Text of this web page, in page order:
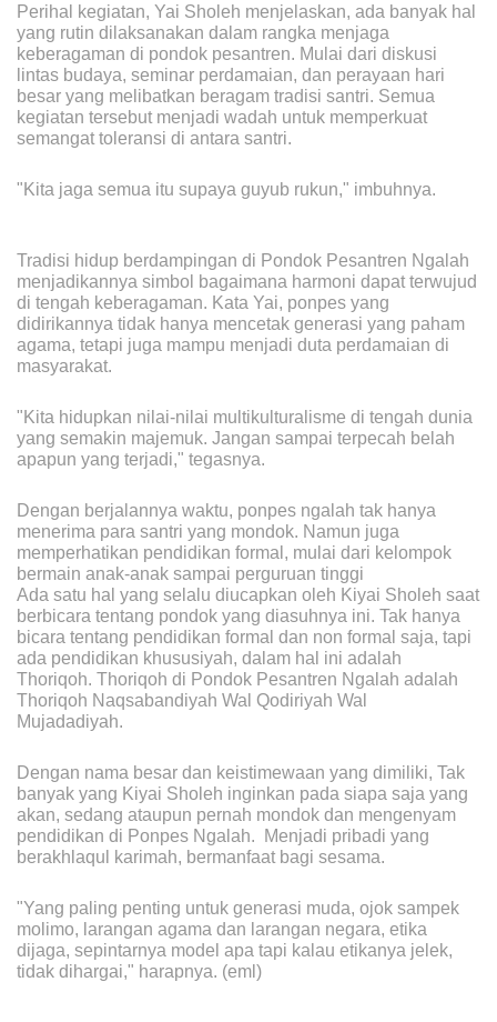
Perihal kegiatan, Yai Sholeh menjelaskan, ada banyak hal
yang rutin dilaksanakan dalam rangka menjaga
keberagaman di pondok pesantren. Mulai dari diskusi
lintas budaya, seminar perdamaian, dan perayaan hari
besar yang melibatkan beragam tradisi santri. Semua
kegiatan tersebut menjadi wadah untuk memperkuat
semangat toleransi di antara santri.
"Kita jaga semua itu supaya guyub rukun," imbuhnya.
Tradisi hidup berdampingan di Pondok Pesantren Ngalah
menjadikannya simbol bagaimana harmoni dapat terwujud
di tengah keberagaman. Kata Yai, ponpes yang
didirikannya tidak hanya mencetak generasi yang paham
agama, tetapi juga mampu menjadi duta perdamaian di
masyarakat.
"Kita hidupkan nilai-nilai multikulturalisme di tengah dunia
yang semakin majemuk. Jangan sampai terpecah belah
apapun yang terjadi," tegasnya.
Dengan berjalannya waktu, ponpes ngalah tak hanya
menerima para santri yang mondok. Namun juga
memperhatikan pendidikan formal, mulai dari kelompok
bermain anak-anak sampai perguruan tinggi
Ada satu hal yang selalu diucapkan oleh Kiyai Sholeh saat
berbicara tentang pondok yang diasuhnya ini. Tak hanya
bicara tentang pendidikan formal dan non formal saja, tapi
ada pendidikan khususiyah, dalam hal ini adalah
Thoriqoh. Thoriqoh di Pondok Pesantren Ngalah adalah
Thoriqoh Naqsabandiyah Wal Qodiriyah Wal
Mujadadiyah.
Dengan nama besar dan keistimewaan yang dimiliki, Tak
banyak yang Kiyai Sholeh inginkan pada siapa saja yang
akan, sedang ataupun pernah mondok dan mengenyam
pendidikan di Ponpes Ngalah. Menjadi pribadi yang
berakhlaqul karimah, bermanfaat bagi sesama.
"Yang paling penting untuk generasi muda, ojok sampek
molimo, larangan agama dan larangan negara, etika
dijaga, sepintarnya model apa tapi kalau etikanya jelek,
tidak dihargai," harapnya. (eml)